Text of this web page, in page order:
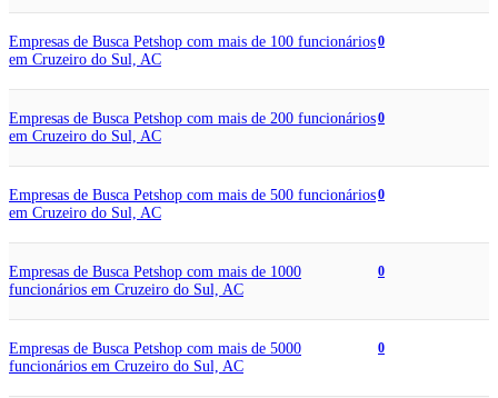
Empresas de Busca Petshop com mais de 100 funcionários
em Cruzeiro do Sul, AC
0
Empresas de Busca Petshop com mais de 200 funcionários
em Cruzeiro do Sul, AC
0
Empresas de Busca Petshop com mais de 500 funcionários
em Cruzeiro do Sul, AC
0
Empresas de Busca Petshop com mais de 1000
funcionários em Cruzeiro do Sul, AC
0
Empresas de Busca Petshop com mais de 5000
funcionários em Cruzeiro do Sul, AC
0